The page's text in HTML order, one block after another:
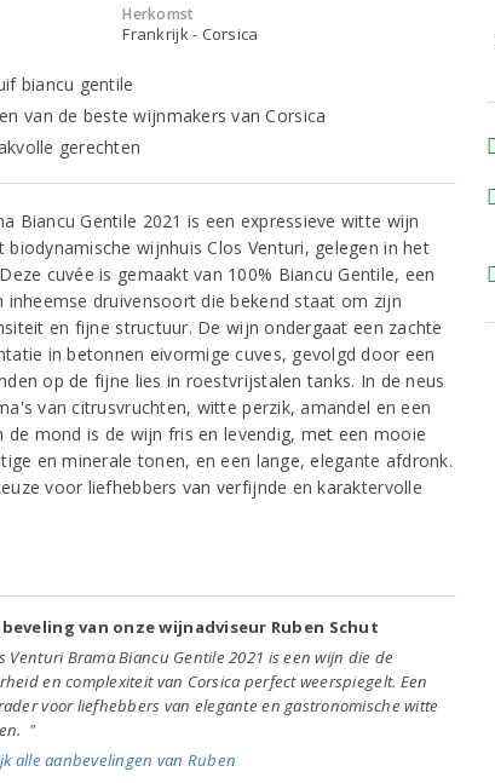
Herkomst
Frankrijk - Corsica
biancu gentile
van de beste wijnmakers van Corsica
gerechten
Biancu Gentile 2021 is een expressieve witte wijn
wijnhuis Clos Venturi, gelegen in het
cuvée is gemaakt van 100% Biancu Gentile, een
inheemse druivensoort die bekend staat om zijn
en fijne structuur. De wijn ondergaat een zachte
in betonnen eivormige cuves, gevolgd door een
op de fijne lies in roestvrijstalen tanks. In de neus
van citrusvruchten, witte perzik, amandel en een
de mond is de wijn fris en levendig, met een mooie
en minerale tonen, en een lange, elegante afdronk.
voor liefhebbers van verfijnde en karaktervolle
van onze wijnadviseur Ruben Schut
Venturi Brama Biancu Gentile 2021 is een wijn die de
en complexiteit van Corsica perfect weerspiegelt. Een
voor liefhebbers van elegante en gastronomische witte
"
alle aanbevelingen van Ruben